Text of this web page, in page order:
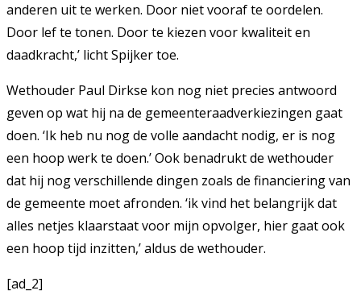
anderen uit te werken. Door niet vooraf te oordelen.
Door lef te tonen. Door te kiezen voor kwaliteit en
daadkracht,’ licht Spijker toe.
Wethouder Paul Dirkse kon nog niet precies antwoord
geven op wat hij na de gemeenteraadverkiezingen gaat
doen. ‘Ik heb nu nog de volle aandacht nodig, er is nog
een hoop werk te doen.’ Ook benadrukt de wethouder
dat hij nog verschillende dingen zoals de financiering van
de gemeente moet afronden. ‘ik vind het belangrijk dat
alles netjes klaarstaat voor mijn opvolger, hier gaat ook
een hoop tijd inzitten,’ aldus de wethouder.
[ad_2]